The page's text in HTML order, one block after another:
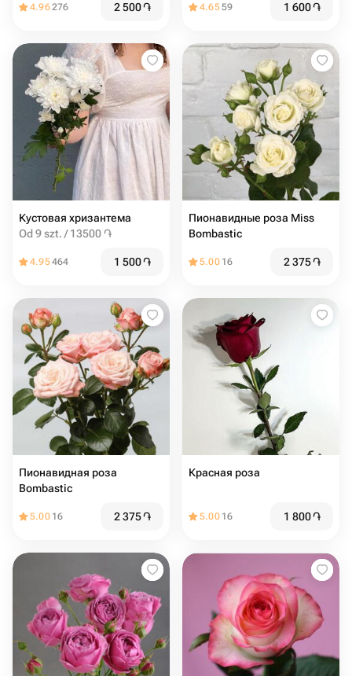
4.96276 2 500֏ 4.6559 1 600֏
Кустовая хризантема
Od 9 szt. / 13500 ֏
4.95464 1 500֏
Пионавидные роза Miss
Bombastic
5.00 16 2 375֏
Пионавидная роза
Bombastic
5.00 16 2 375֏
Красная роза
5.00 16 1 800֏